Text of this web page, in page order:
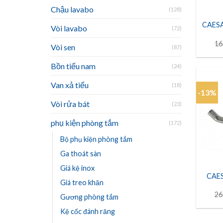
Chậu lavabo (128)
Vòi lavabo (72)
Vòi sen (87)
Bồn tiểu nam (24)
Van xả tiểu (18)
Vòi rửa bát (23)
phụ kiện phòng tắm (172)
Bộ phụ kiện phòng tắm
Ga thoát sàn
Giá kệ inox
Giá treo khăn
Gương phòng tắm
Kệ cốc đánh răng
-13%